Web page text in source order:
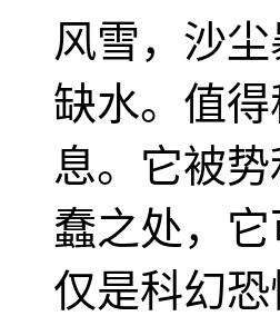
风雪，沙
缺水。值
息。它被
蠢之处，
仅是科幻恐